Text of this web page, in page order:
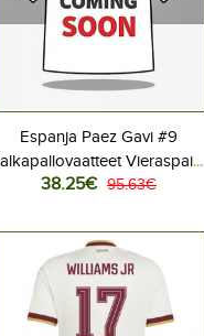
Espanja Paez Gavi #9
Vieraspaita
MM-kisat 2026 Lyhythihainen
38.25€ 95.63€